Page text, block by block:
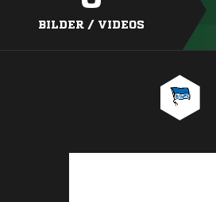
BILDER / VIDEOS